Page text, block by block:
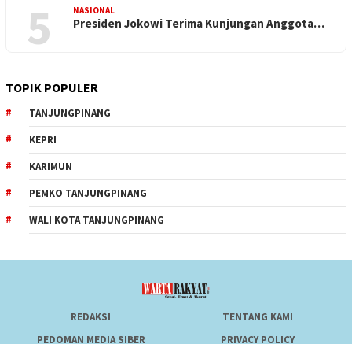
5 NASIONAL
Presiden Jokowi Terima Kunjungan Anggota…
TOPIK POPULER
TANJUNGPINANG
KEPRI
KARIMUN
PEMKO TANJUNGPINANG
WALI KOTA TANJUNGPINANG
REDAKSI
TENTANG KAMI
PEDOMAN MEDIA SIBER
PRIVACY POLICY